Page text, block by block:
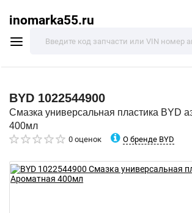
inomarka55.ru
BYD 1022544900
Смазка универсальная пластика BYD
400мл
0 оценок О бренде BYD